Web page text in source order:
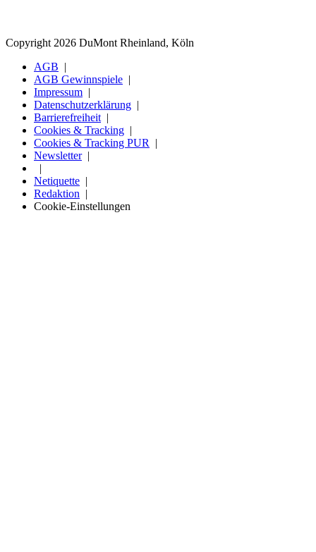
Copyright 2026 DuMont Rheinland, Köln
AGB
AGB Gewinnspiele
Impressum
Datenschutzerklärung
Barrierefreiheit
Cookies & Tracking
Cookies & Tracking PUR
Newsletter
Netiquette
Redaktion
Cookie-Einstellungen